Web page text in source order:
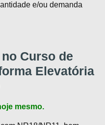
e/ou demanda
Curso de
Elevatória
mesmo.